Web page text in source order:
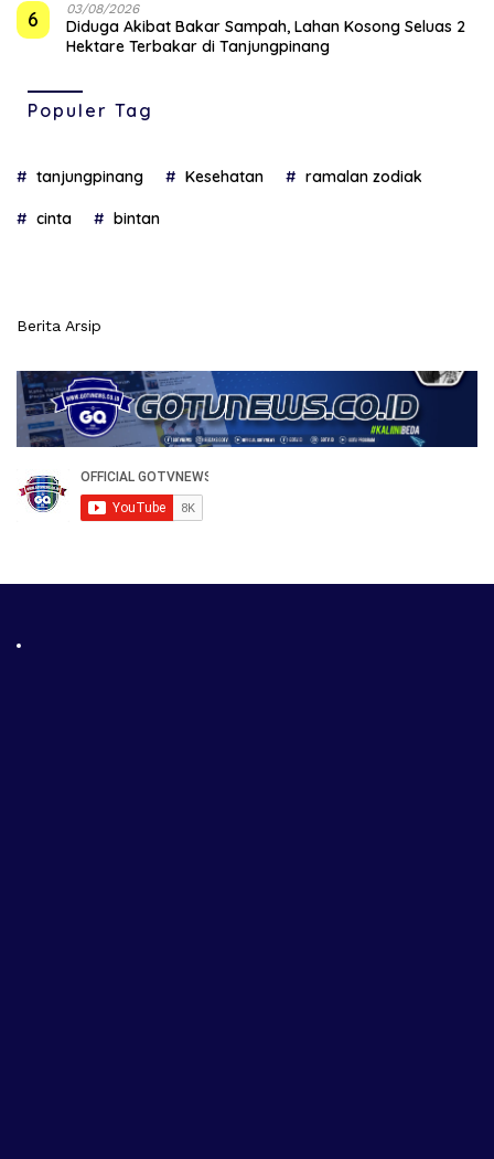
6 03/08/2026
Diduga Akibat Bakar Sampah, Lahan Kosong Seluas 2
Hektare Terbakar di Tanjungpinang
Populer Tag
tanjungpinang Kesehatan ramalan zodiak
cinta bintan
Berita Arsip